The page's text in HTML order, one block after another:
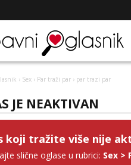
› Sex › Par traži par › par trazi par
JE NEAKTIVAN
koji tražite više nije
slične oglase u rubrici: Sex >